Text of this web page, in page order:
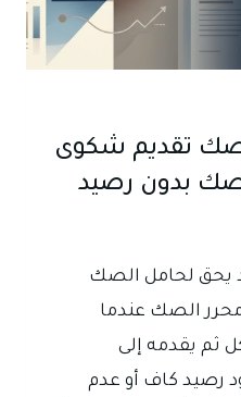
تقديم شكوى
بدون رصيد
يحق لحامل الصك
الصك عندما
ثم يقدمه إلى
رصيد كاف أو عدم